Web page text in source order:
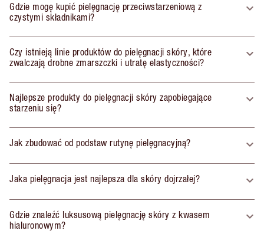
Gdzie mogę kupić pielęgnację przeciwstarzeniową z
czystymi składnikami?
Czy istnieją linie produktów do pielęgnacji skóry, które
zwalczają drobne zmarszczki i utratę elastyczności?
Najlepsze produkty do pielęgnacji skóry zapobiegające
starzeniu się?
Jak zbudować od podstaw rutynę pielęgnacyjną?
Jaka pielęgnacja jest najlepsza dla skóry dojrzałej?
Gdzie znaleźć luksusową pielęgnację skóry z kwasem
hialuronowym?